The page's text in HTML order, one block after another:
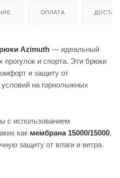
ОПЛАТА
Azimuth — идеальный
и спорта. Эти брюки
и защиту от
на горнолыжных
с использованием
как мембрана 15000/15000,
защиту от влаги и ветра.